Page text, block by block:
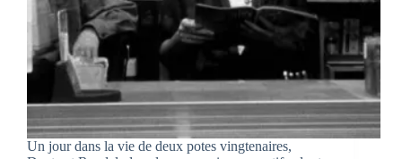
Un jour dans la vie de deux potes vingtenaires,